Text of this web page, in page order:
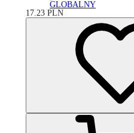
GLOBALNY
17.23 PLN